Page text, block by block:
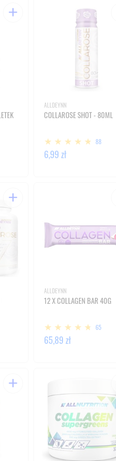
ALLDEYNN
COLLAROSE SHOT - 80ML
88
6,99 zł
ALLDEYNN
12 X COLLAGEN BAR 40G
65
65,89 zł